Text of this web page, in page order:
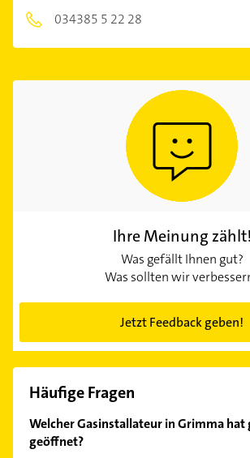
034385 5 22 28
Ihre Meinung zählt!
Was gefällt Ihnen gut?
Was sollten wir
Jetzt Feedback geben!
Häufige Fragen
Welcher Gasinstallateur in Grimma hat
geöffnet?